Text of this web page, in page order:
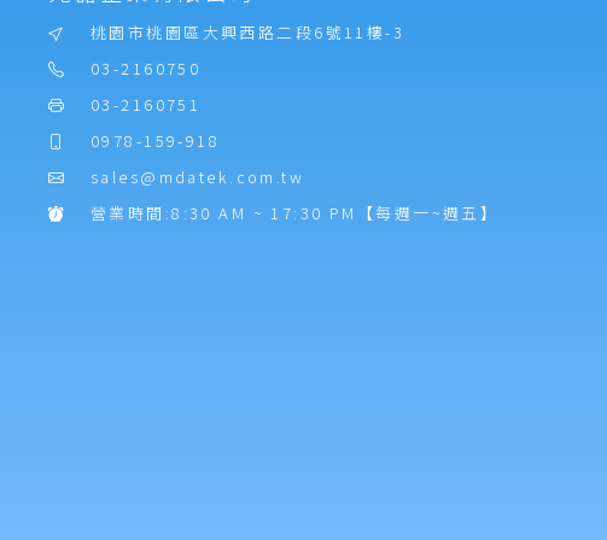
桃園市桃園區大興西路二段6號11樓-3
03-2160750
03-2160751
0978-159-918
sales@mdatek.com.tw
營業時間:8:30 AM ~ 17:30 PM【每週一~週五】